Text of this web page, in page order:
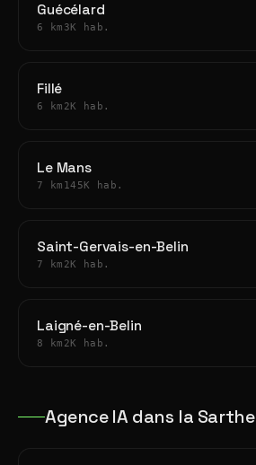
Guécélard
6 km 3K hab.
Fillé
6 km 2K hab.
Le Mans
7 km 145K hab.
Saint-Gervais-en-Belin
7 km 2K hab.
Laigné-en-Belin
8 km 2K hab.
Agence IA dans la Sarthe